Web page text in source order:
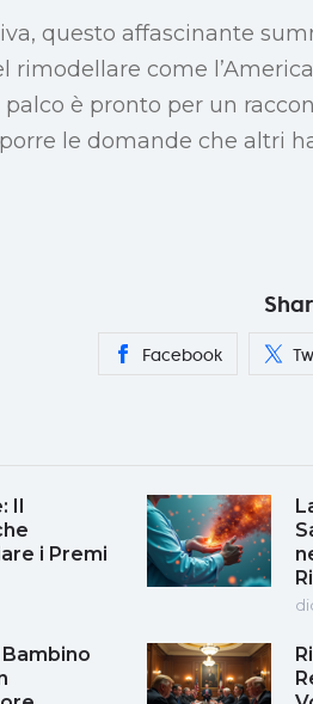
questo affascinante
rimodellare come
palco è pronto per un
le domande che altri
Facebook
Il
i Premi